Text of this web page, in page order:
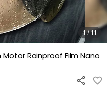
1 / 11
Motor Rainproof Film Nano